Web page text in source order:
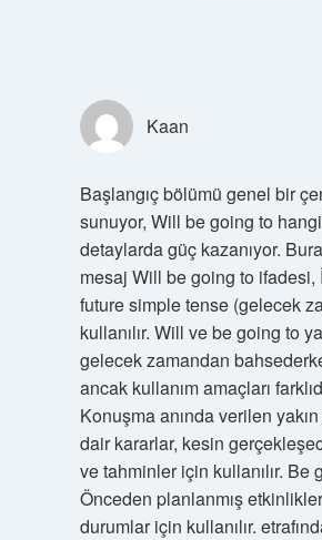
Kaan
Başlangıç bölümü genel bir
sunuyor, Will be going to
detaylarda güç kazanıyor.
mesaj Will be going to ifadesi,
future simple tense (gelecek
kullanılır. Will ve be going to
gelecek zamandan
ancak kullanım amaçları
Konuşma anında verilen
dair kararlar, kesin
ve tahminler için kullanılır. Be
Önceden planlanmış
durumlar için kullanılır.